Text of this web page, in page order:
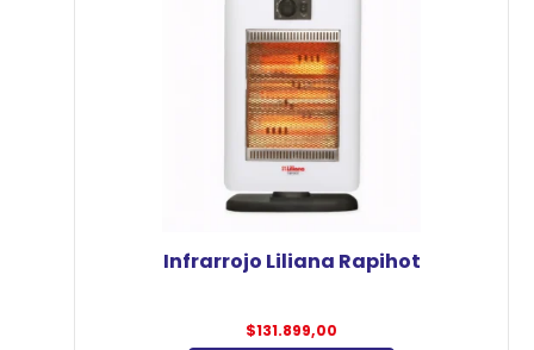
Infrarrojo Liliana Rapihot
$131.899,00